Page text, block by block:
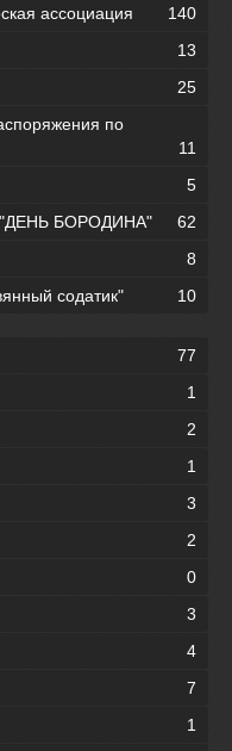
ассоциация
140
13
25
по
11
5
"ДЕНЬ БОРОДИНА"
62
8
содатик"
10
77
1
2
1
3
2
0
3
4
7
1